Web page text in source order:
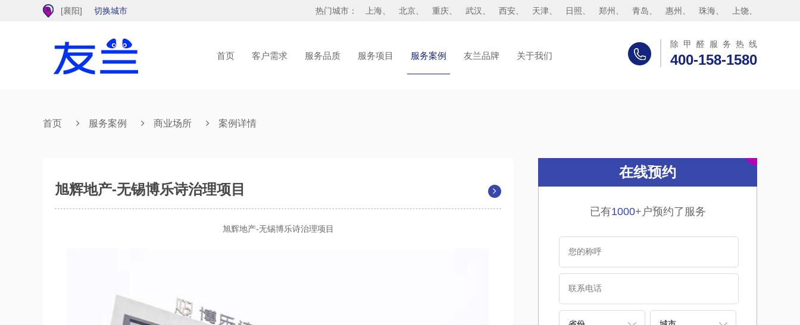
[襄阳] 切换城市 热门城市： 上海 北京 重庆 武汉 西安 天津 日照 郑州 青岛 惠州 珠海 上饶
首页 客户需求 服务品质 服务项目 服务案例 友兰品牌 关于我们
除甲醛服务热线
400-158-1580
首页 服务案例 商业场所 案例详情
旭辉地产-无锡博乐诗治理项目
旭辉地产-无锡博乐诗治理项目
在线预约
已有1000+户预约了服务